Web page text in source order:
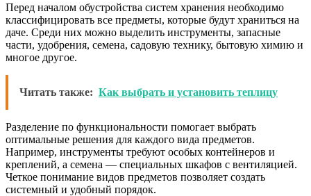
Перед началом обустройства систем хранения необходимо
классифицировать все предметы, которые будут храниться на
даче. Среди них можно выделить инструменты, запасные
части, удобрения, семена, садовую технику, бытовую химию и
многое другое.
Читать также: Как выбрать и установить теплицу
Разделение по функциональности помогает выбрать
оптимальные решения для каждого вида предметов.
Например, инструменты требуют особых контейнеров и
креплений, а семена — специальных шкафов с вентиляцией.
Четкое понимание видов предметов позволяет создать
системный и удобный порядок.